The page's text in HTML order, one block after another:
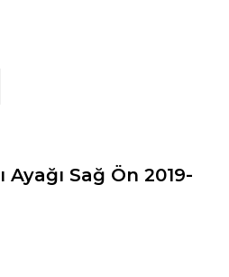
Sağ Ön 2019-